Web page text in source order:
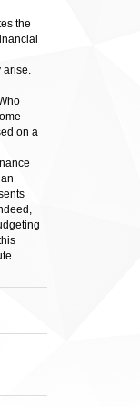
the
arise.
on a